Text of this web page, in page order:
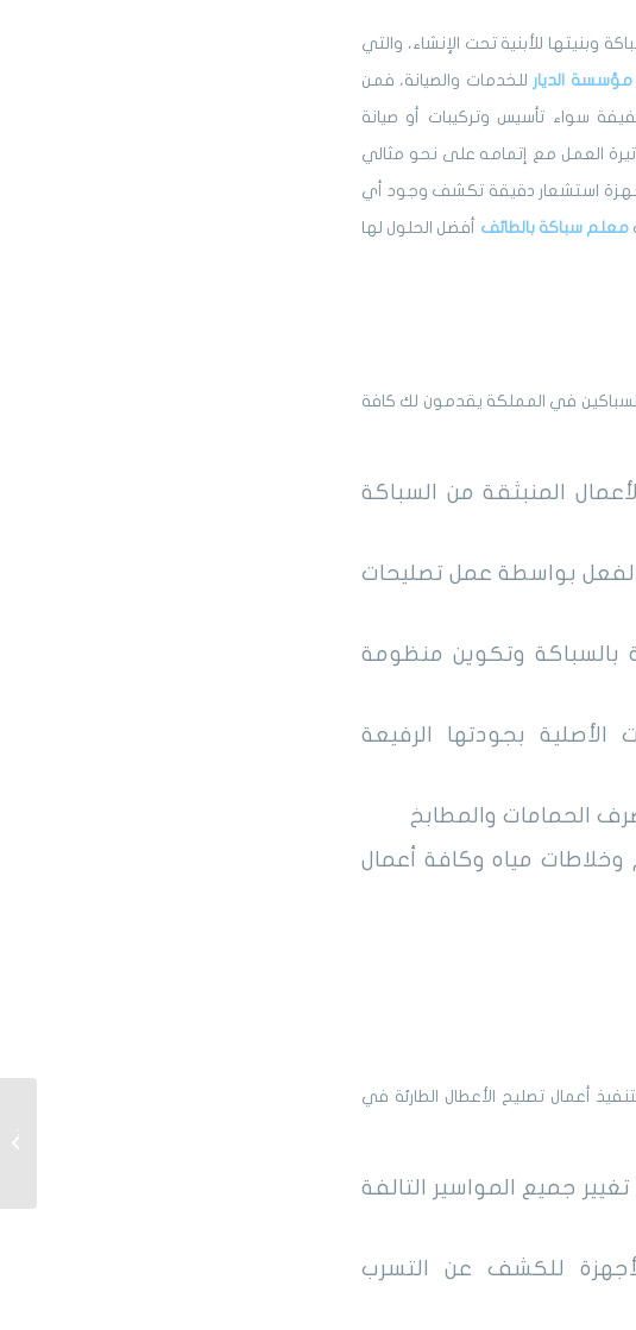
وبنيتها للأبنية تحت الإنشاء، والتي
مؤسسة الديار للخدمات والصيانة، فمن
سواء تأسيس وتركيبات أو صيانة
العمل مع إتمامه على نحو مثالي
أجهزة استشعار دقيقة تكشف وجود أي
معلم سباكة بالطائف أفضل الحلول لها
في المملكة يقدمون لك كافة
المنبثقة من السباكة
بواسطة عمل تصليحات
بالسباكة وتكوين منظومة
بجودتها الرفيعة
الحمامات والمطابخ
مياه وكافة أعمال
أعمال تصليح الأعطال الطارئة في
جميع المواسير التالفة
للكشف عن التسرب